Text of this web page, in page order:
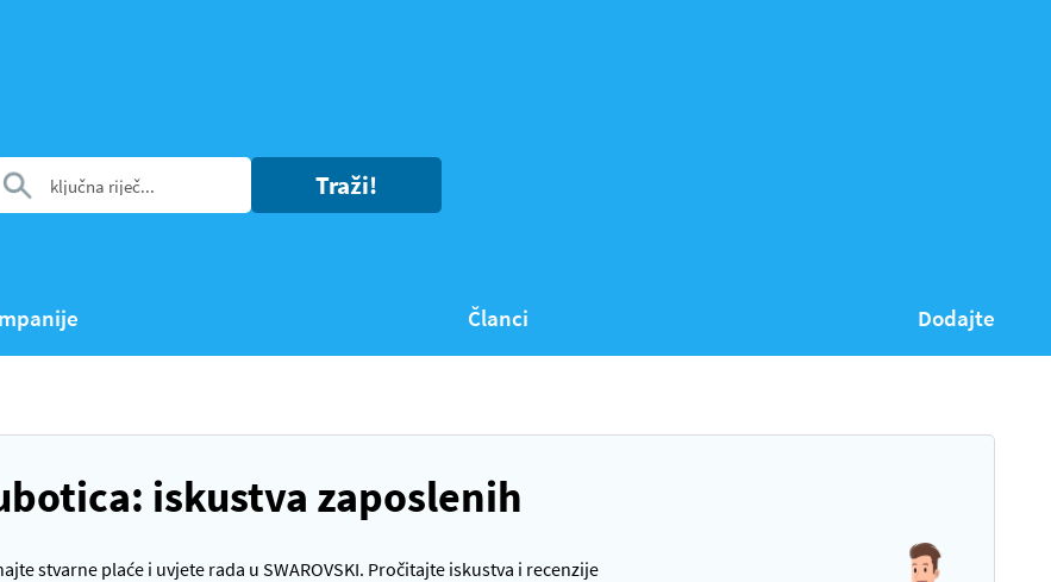
Traži!
Članci Dodajte
iskustva zaposlenih
stvarne plaće i uvjete rada u SWAROVSKI. Pročitajte iskustva i recenzije